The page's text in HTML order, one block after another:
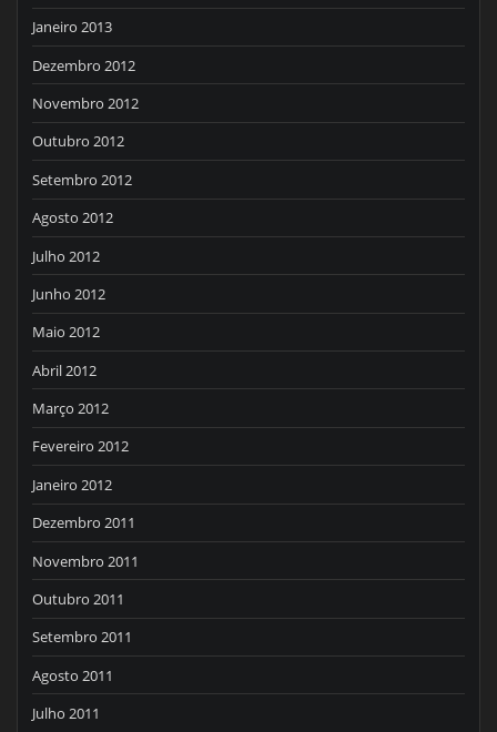
Janeiro 2013
Dezembro 2012
Novembro 2012
Outubro 2012
Setembro 2012
Agosto 2012
Julho 2012
Junho 2012
Maio 2012
Abril 2012
Março 2012
Fevereiro 2012
Janeiro 2012
Dezembro 2011
Novembro 2011
Outubro 2011
Setembro 2011
Agosto 2011
Julho 2011